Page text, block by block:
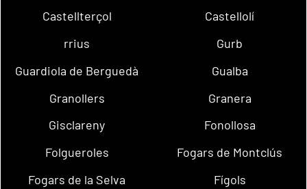
Castellterçol
Castellolí
rrius
Gurb
Guardiola de Berguedà
Gualba
Granollers
Granera
Gisclareny
Fonollosa
Folgueroles
Fogars de Montclús
Fogars de la Selva
Fígols